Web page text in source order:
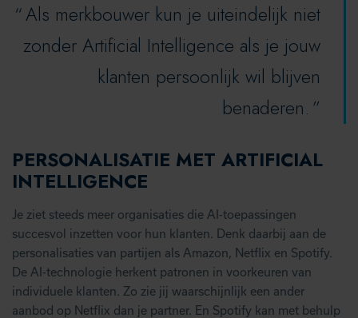
Als merkbouwer kun je uiteindelijk niet
zonder Artificial Intelligence als je jouw
klanten persoonlijk wil blijven
benaderen.
PERSONALISATIE MET ARTIFICIAL
INTELLIGENCE
Je ziet steeds meer organisaties die AI-toepassingen
succesvol inzetten voor hun klanten. Denk daarbij aan de
personalisaties van partijen als Amazon, Netflix en Spotify.
De AI-technologie herkent patronen in voorkeuren van
individuele klanten. Zo zie jij waarschijnlijk een ander
aanbod op Netflix dan je partner. En Spotify kan met behulp